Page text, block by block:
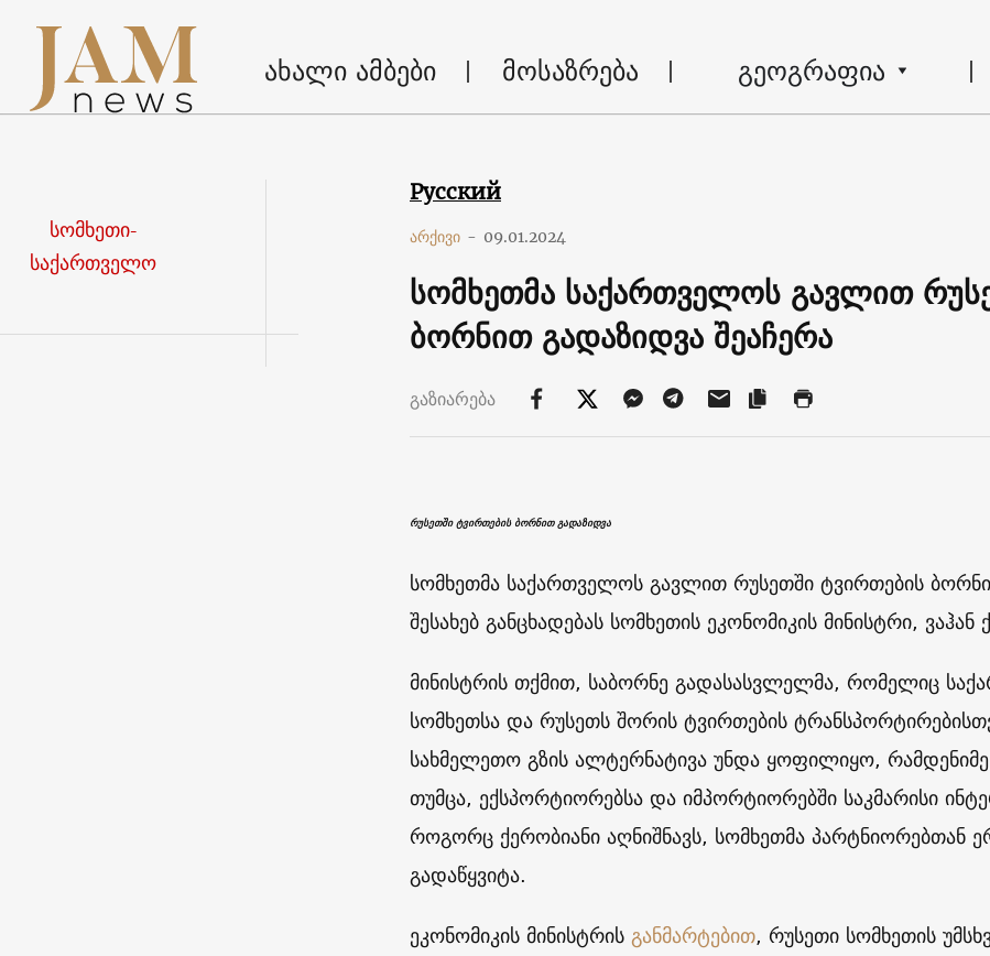
ახალი ამბები მოსაზრება გეოგრაფია
სომხეთი-
საქართველო
Русский
არქივი - 09.01.2024
სომხეთმა საქართველოს გავლით
ბორნით გადაზიდვა შეაჩერა
გაზიარება
რუსეთში ტვირთების ბორნით გადაზიდვა
სომხეთმა საქართველოს გავლით რუსეთში ტვირთების
შესახებ განცხადებას სომხეთის ეკონომიკის მინისტრი, ვაჰან
მინისტრის თქმით, საბორნე გადასასვლელმა, რომელიც
სომხეთსა და რუსეთს შორის ტვირთების
სახმელეთო გზის ალტერნატივა უნდა ყოფილიყო, რამდენიმე
თუმცა, ექსპორტიორებსა და იმპორტიორებში საკმარისი
როგორც ქერობიანი აღნიშნავს, სომხეთმა პარტნიორებთან
გადაწყვიტა.
ეკონომიკის მინისტრისგანმარტებით, რუსეთი სომხეთის